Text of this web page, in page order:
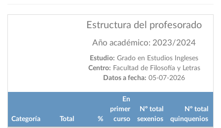
Estructura del profesorado
Año académico: 2023/2024
Estudio: Grado en Estudios Ingleses
Centro: Facultad de Filosofía y Letras
Datos a fecha: 05-07-2026
Categoría Total %
En
primer
curso
Nº total
sexenios
Nº total
quinquenios